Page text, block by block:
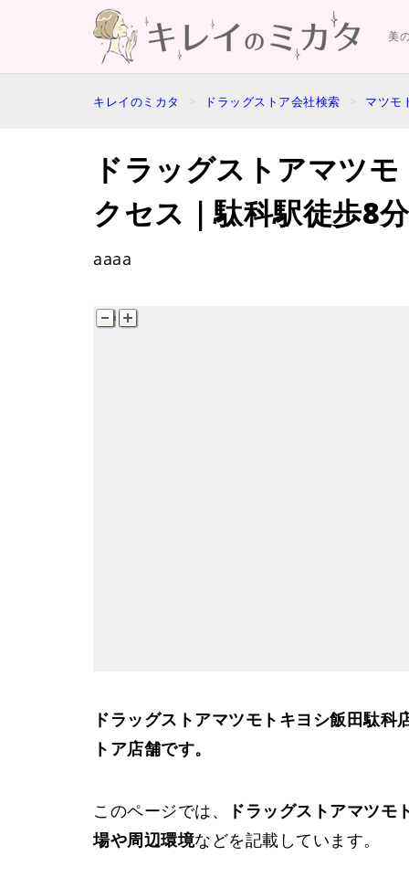
美
キレイのミカタ ドラッグストア会社検索 マツモ
ドラッグストアマツ
クセス｜駄科駅徒歩8
aaaa
ドラッグストアマツモトキヨシ飯田駄
トア店舗です。
このページでは、
ドラッグストアマツモ
場や周辺環境などを記載しています。